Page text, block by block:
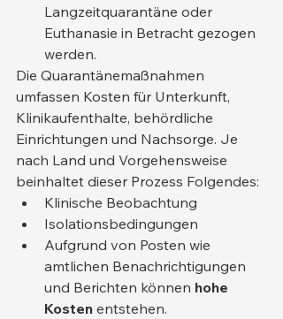
Langzeitquarantäne oder
Euthanasie in Betracht gezogen
werden.
Die Quarantänemaßnahmen
umfassen Kosten für Unterkunft,
Klinikaufenthalte, behördliche
Einrichtungen und Nachsorge. Je
nach Land und Vorgehensweise
beinhaltet dieser Prozess Folgendes:
Klinische Beobachtung
Isolationsbedingungen
Aufgrund von Posten wie
amtlichen Benachrichtigungen
und Berichten können hohe
Kosten entstehen.